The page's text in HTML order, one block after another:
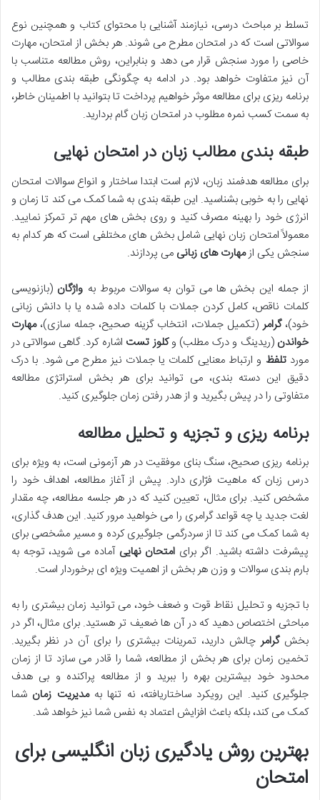
تسلط بر مباحث درسی، نیازمند آشنایی با محتوای کتاب و همچنین نوع
سوالاتی است که در امتحان مطرح می شوند. هر بخش از امتحان، مهارت
خاصی را مورد سنجش قرار می دهد و بنابراین، روش مطالعه متناسب با
آن نیز متفاوت خواهد بود. در ادامه به چگونگی طبقه بندی مطالب و
برنامه ریزی برای مطالعه موثر خواهیم پرداخت تا بتوانید با اطمینان خاطر،
به سمت کسب نمره مطلوب در امتحان زبان گام بردارید.
طبقه بندی مطالب زبان در امتحان نهایی
برای مطالعه هدفمند زبان، لازم است ابتدا ساختار و انواع سوالات امتحان
نهایی را به خوبی بشناسید. این طبقه بندی به شما کمک می کند تا زمان و
انرژی خود را بهینه مصرف کنید و روی بخش های مهم تر تمرکز نمایید.
معمولاً امتحان زبان نهایی شامل بخش های مختلفی است که هر کدام به
سنجش یکی ازمهارت های زبانی می پردازند.
از جمله این بخش ها می توان به سوالات مربوط به واژگان (بازنویسی
کلمات ناقص، کامل کردن جملات با کلمات داده شده یا با دانش زبانی
خود)،گرامر (تکمیل جملات، انتخاب گزینه صحیح، جمله سازی)،مهارت
خواندن (ریدینگ و درک مطلب) وکلوز تست اشاره کرد. گاهی سوالاتی در
موردتلفظ و ارتباط معنایی کلمات یا جملات نیز مطرح می شود. با درک
دقیق این دسته بندی، می توانید برای هر بخش استراتژی مطالعه
متفاوتی را در پیش بگیرید و از هدر رفتن زمان جلوگیری کنید.
برنامه ریزی و تجزیه و تحلیل مطالعه
برنامه ریزی صحیح، سنگ بنای موفقیت در هر آزمونی است، به ویژه برای
درس زبان که ماهیت فرّاری دارد. پیش از آغاز مطالعه، اهداف خود را
مشخص کنید. برای مثال، تعیین کنید که در هر جلسه مطالعه، چه مقدار
لغت جدید یا چه قواعد گرامری را می خواهید مرور کنید. این هدف گذاری،
به شما کمک می کند تا از سردرگمی جلوگیری کرده و مسیر مشخصی برای
پیشرفت داشته باشید. اگر برای امتحان نهایی آماده می شوید، توجه به
بارم بندی سوالات و وزن هر بخش از اهمیت ویژه ای برخوردار است.
با تجزیه و تحلیل نقاط قوت و ضعف خود، می توانید زمان بیشتری را به
مباحثی اختصاص دهید که در آن ها ضعیف تر هستید. برای مثال، اگر در
بخشگرامرچالش دارید، تمرینات بیشتری را برای آن در نظر بگیرید.
تخمین زمان برای هر بخش از مطالعه، شما را قادر می سازد تا از زمان
محدود خود بیشترین بهره را ببرید و از مطالعه پراکنده و بی هدف
جلوگیری کنید. این رویکرد ساختاریافته، نه تنها بهمدیریت زمان شما
کمک می کند، بلکه باعث افزایش اعتماد به نفس شما نیز خواهد شد.
بهترین روش یادگیری زبان انگلیسی برای
امتحان